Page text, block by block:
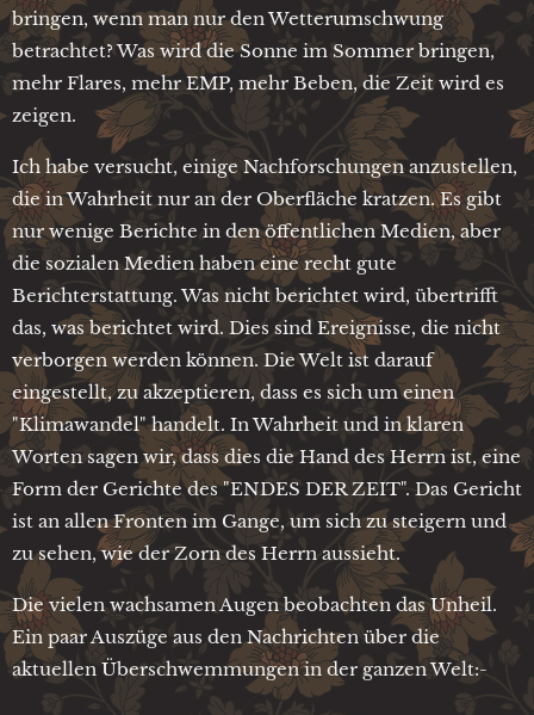
bringen, wenn man nur den Wetterumschwung
betrachtet? Was wird die Sonne im Sommer bringen,
mehr Flares, mehr EMP, mehr Beben, die Zeit wird es
zeigen.
Ich habe versucht, einige Nachforschungen anzustellen,
die in Wahrheit nur an der Oberfläche kratzen. Es gibt
nur wenige Berichte in den öffentlichen Medien, aber
die sozialen Medien haben eine recht gute
Berichterstattung. Was nicht berichtet wird, übertrifft
das, was berichtet wird. Dies sind Ereignisse, die nicht
verborgen werden können. Die Welt ist darauf
eingestellt, zu akzeptieren, dass es sich um einen
"Klimawandel" handelt. In Wahrheit und in klaren
Worten sagen wir, dass dies die Hand des Herrn ist, eine
Form der Gerichte des "ENDES DER ZEIT". Das Gericht
ist an allen Fronten im Gange, um sich zu steigern und
zu sehen, wie der Zorn des Herrn aussieht.
Die vielen wachsamen Augen beobachten das Unheil.
Ein paar Auszüge aus den Nachrichten über die
aktuellen Überschwemmungen in der ganzen Welt:-